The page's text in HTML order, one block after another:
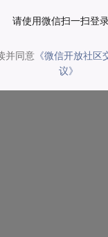
请使用微信扫一扫登
并同意 《微信开放社
议》